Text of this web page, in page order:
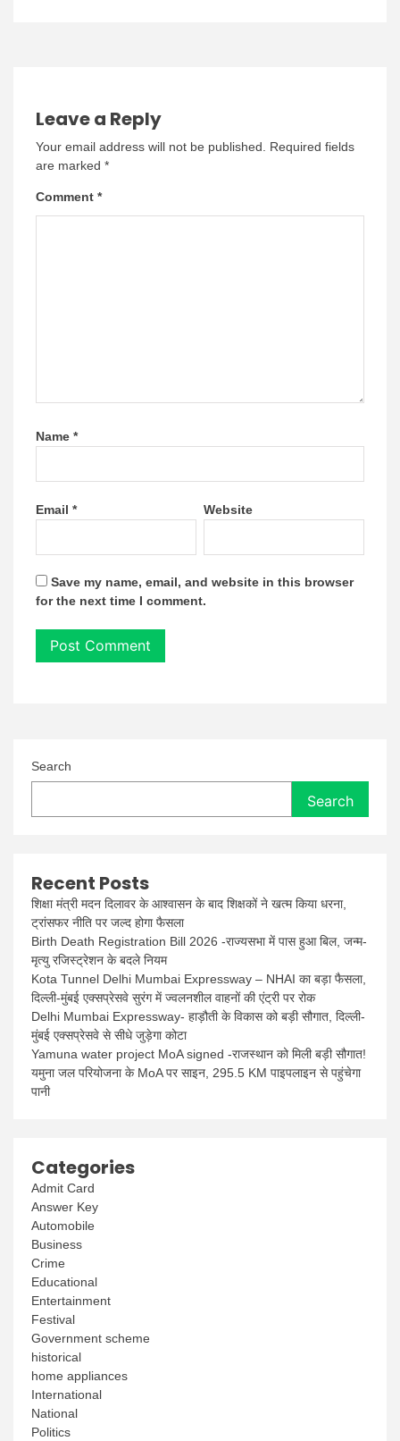
Leave a Reply
Your email address will not be published.
Required fields
are marked *
Comment *
Name *
Email * Website
Save my name, email, and website in this browser
for the next time I comment.
Search
Search
Recent Posts
शिक्षा मंत्री मदन दिलावर के आश्वासन के बाद शिक्षकों ने खत्म किया धरना,
ट्रांसफर नीति पर जल्द होगा फैसला
Birth Death Registration Bill 2026 -राज्यसभा में पास हुआ बिल, जन्म-
मृत्यु रजिस्ट्रेशन के बदले नियम
Kota Tunnel Delhi Mumbai Expressway – NHAI का बड़ा फैसला,
दिल्ली-मुंबई एक्सप्रेसवे सुरंग में ज्वलनशील वाहनों की एंट्री पर रोक
Delhi Mumbai Expressway- हाड़ौती के विकास को बड़ी सौगात, दिल्ली-
मुंबई एक्सप्रेसवे से सीधे जुड़ेगा कोटा
Yamuna water project MoA signed -राजस्थान को मिली बड़ी सौगात!
यमुना जल परियोजना के MoA पर साइन, 295.5 KM पाइपलाइन से पहुंचेगा
पानी
Categories
Admit Card
Answer Key
Automobile
Business
Crime
Educational
Entertainment
Festival
Government scheme
historical
home appliances
International
National
Politics